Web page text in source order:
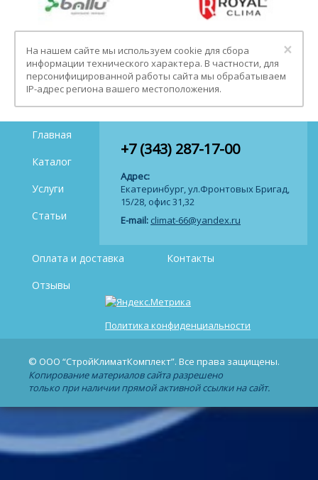
×
На нашем сайте мы используем cookie для сбора
информации технического характера. В частности, для
персонифицированной работы сайта мы обрабатываем
IP-адрес региона вашего местоположения.
+7 (343) 287-17-00
Адрес:
Екатеринбург, ул.Фронтовых Бригад,
15/28, офис 31,32
E-mail: climat-66@yandex.ru
Главная
Каталог
Услуги
Статьи
Оплата и доставка
Контакты
Отзывы
Политика конфиденциальности
© ООО “СтройКлиматКомплект”. Все права защищены.
Копирование материалов сайта разрешено
только при наличии прямой активной ссылки на сайт.